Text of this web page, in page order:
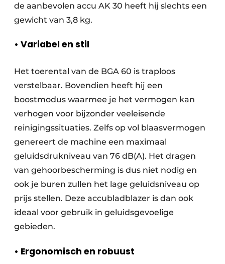
de aanbevolen accu AK 30 heeft hij slechts een
gewicht van 3,8 kg.
• Variabel en stil
Het toerental van de BGA 60 is traploos
verstelbaar. Bovendien heeft hij een
boostmodus waarmee je het vermogen kan
verhogen voor bijzonder veeleisende
reinigingssituaties. Zelfs op vol blaasvermogen
genereert de machine een maximaal
geluidsdrukniveau van 76 dB(A). Het dragen
van gehoorbescherming is dus niet nodig en
ook je buren zullen het lage geluidsniveau op
prijs stellen. Deze accubladblazer is dan ook
ideaal voor gebruik in geluidsgevoelige
gebieden.
• Ergonomisch en robuust